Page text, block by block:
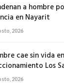
a hombre
en Nayarit
2026
cae sin vida
Los
2026